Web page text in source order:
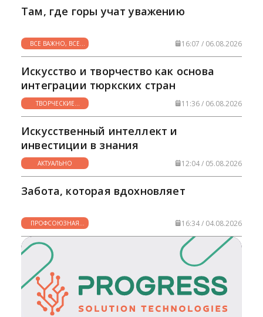
Там, где горы учат уважению
ВСЕ ВАЖНО, ВСЕ
НУЖНО
16:07 / 06.08.2026
Искусство и творчество как основа
интеграции тюркских стран
ТВОРЧЕСКИЕ
ГОРИЗОНТЫ
11:36 / 06.08.2026
Искусственный интеллект и
инвестиции в знания
АКТУАЛЬНО 12:04 / 05.08.2026
Забота, которая вдохновляет
ПРОФСОЮЗНАЯ
ЖИЗНЬ
16:34 / 04.08.2026